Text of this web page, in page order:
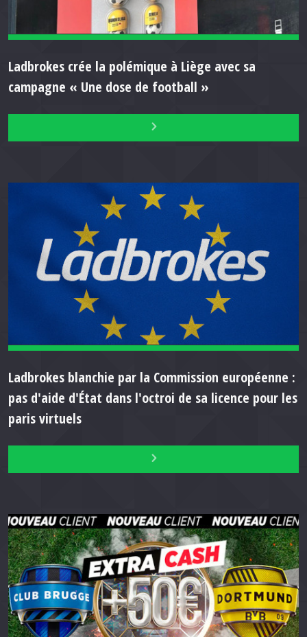
Ladbrokes crée la polémique à Liège avec sa
campagne « Une dose de football »
Ladbrokes blanchie par la Commission européenne :
pas d'aide d'État dans l'octroi de sa licence pour les
paris virtuels